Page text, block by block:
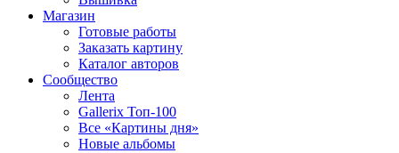
Магазин
Готовые работы
Заказать картину
Каталог авторов
Сообщество
Лента
Gallerix Топ-100
Все «Картины дня»
Новые альбомы